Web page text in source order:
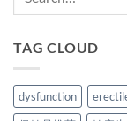
TAG CLOUD
dysfunction